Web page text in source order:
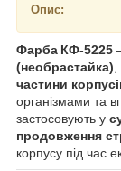
Опис:
Фарба КФ‑5225
(необрастайка)
частини
організмами та
застосовують у
продовження
корпусу під час